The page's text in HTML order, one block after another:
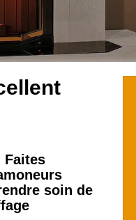
Faites
soin de